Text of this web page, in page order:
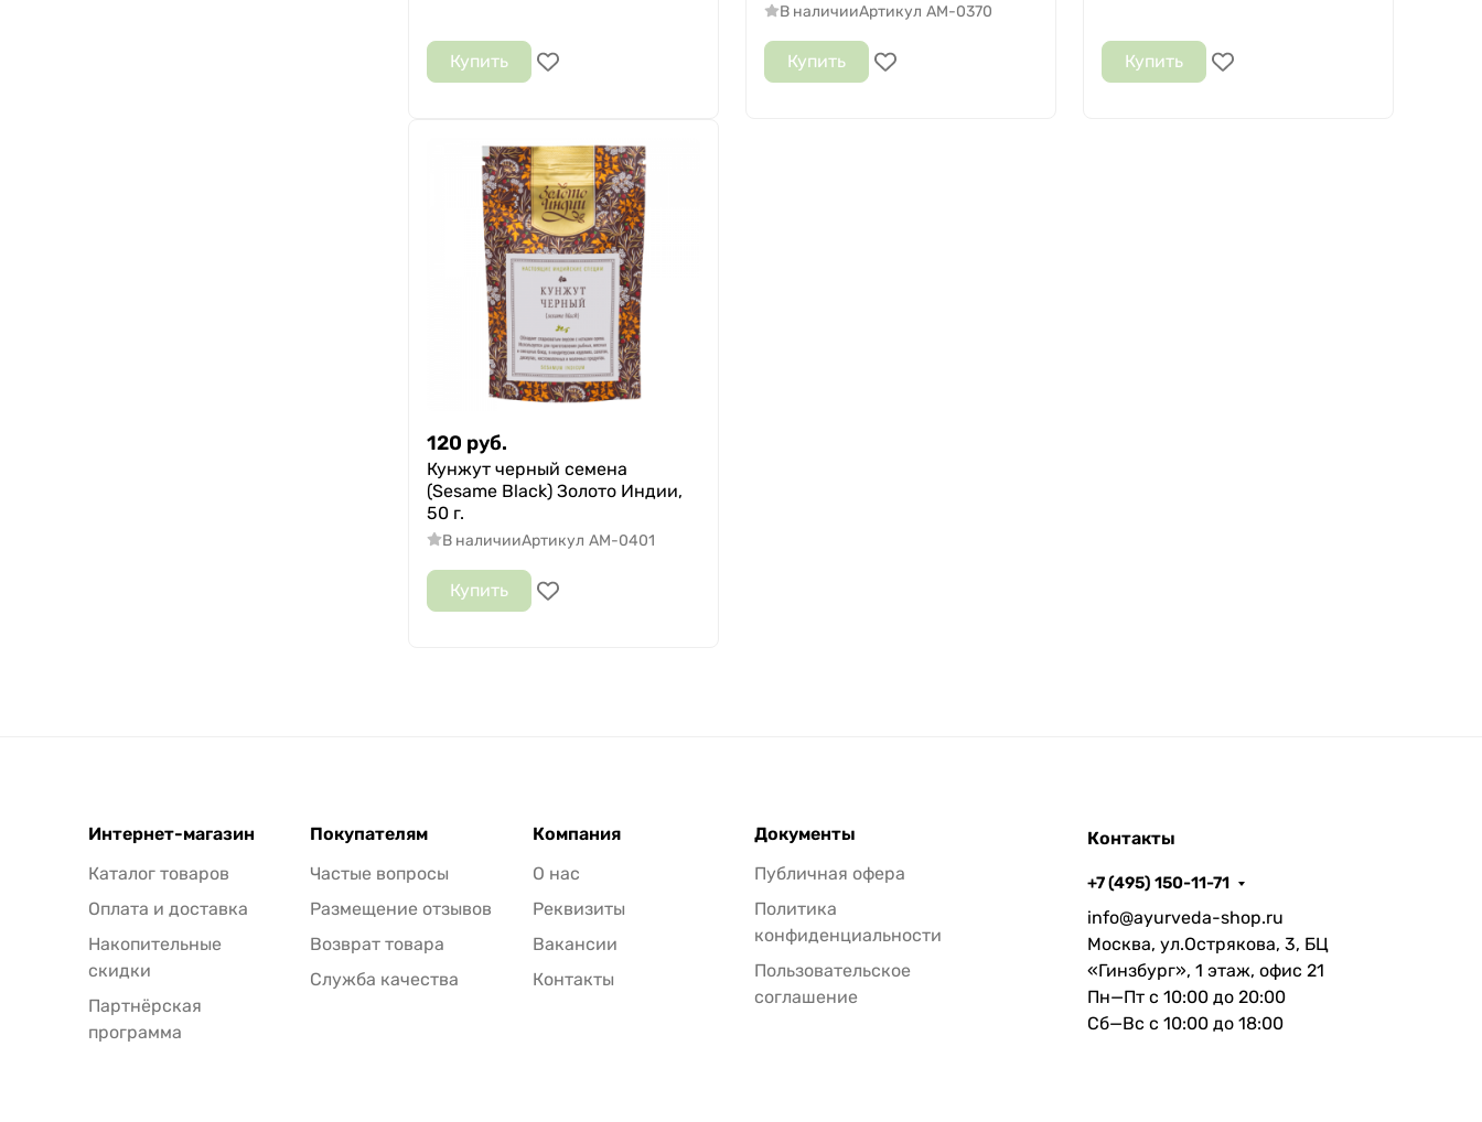
Купить
В наличииАртикул AM-0370
Купить Купить
120 руб.
Кунжут черный семена
(Sesame Black) Золото Индии,
50 г.
В наличииАртикул AM-0401
Купить
Интернет-магазин
Каталог товаров
Оплата и доставка
Накопительные
скидки
Партнёрская
программа
Покупателям
Частые вопросы
Размещение отзывов
Возврат товара
Служба качества
Компания
О нас
Реквизиты
Вакансии
Контакты
Документы
Публичная офера
Политика
конфиденциальности
Пользовательское
соглашение
Контакты
+7 (495) 150-11-71
info@ayurveda-shop.ru
Москва, ул.Острякова, 3, БЦ
«Гинзбург», 1 этаж, офис 21
Пн—Пт с 10:00 до 20:00
Сб—Вс с 10:00 до 18:00